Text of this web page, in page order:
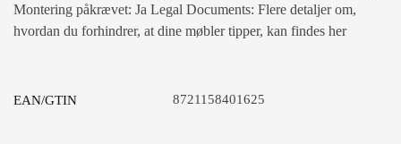
Montering påkrævet: Ja Legal Documents: Flere detaljer om,
hvordan du forhindrer, at dine møbler tipper, kan findes her
EAN/GTIN 8721158401625